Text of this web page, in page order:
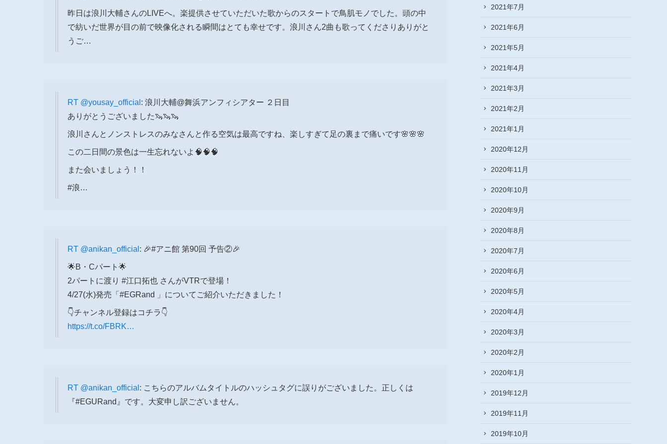
昨日は浪川大輔さんのLIVEへ。楽提供させていただいた歌からのスタートで鳥肌モノでした。頭の中
で紡いだ世界が目の前で映像化される瞬間はとても幸せです。浪川さん2曲も歌ってくださりありがと
うご…
RT @yousay_official : 浪川大輔@舞浜アンフィシアター ２日目
ありがとうございました🦦🦦🦦
浪川さんとノンストレスのみなさんと作る空気は最高ですね、楽しすぎて足の裏まで痛いです🌸🌸🌸
この二日間の景色は一生忘れないよ🧠🧠🧠
また会いましょう！！
#浪…
RT @anikan_official : 🎉#アニ館 第90回 予告②🎉
🌟B・Cパート🌟
2パートに渡り #江口拓也 さんがVTRで登場！
4/27(水)発売「#EGRand 」についてご紹介いただきました！
👇チャンネル登録はコチラ👇
https://t.co/FBRK…
RT @anikan_official : こちらのアルバムタイトルのハッシュタグに誤りがございました。正しくは
『#EGURand』です。大変申し訳ございません。
2021年7月
2021年6月
2021年5月
2021年4月
2021年3月
2021年2月
2021年1月
2020年12月
2020年11月
2020年10月
2020年9月
2020年8月
2020年7月
2020年6月
2020年5月
2020年4月
2020年3月
2020年2月
2020年1月
2019年12月
2019年11月
2019年10月